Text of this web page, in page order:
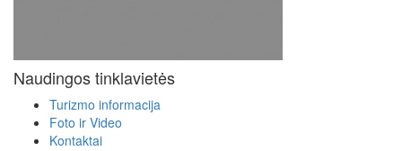
Naudingos tinklavietės
Turizmo informacija
Foto ir Video
Kontaktai